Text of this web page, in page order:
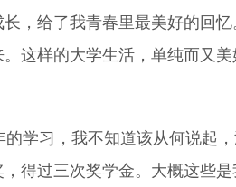
，给了我青春里最美好的回
这样的大学生活，单纯而又
学习，我不知道该从何说起
得过三次奖学金。大概这些